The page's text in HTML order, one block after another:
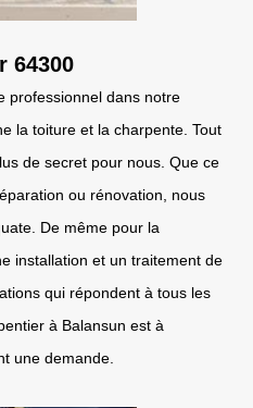
64300
professionnel dans notre
la toiture et la charpente. Tout
de secret pour nous. Que ce
ou rénovation, nous
De même pour la
installation et un traitement de
qui répondent à tous les
à Balansun est à
une demande.